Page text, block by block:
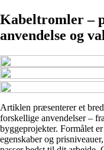
Kabeltromler –
anvendelse og
Artiklen præsenterer et
forskellige anvendelser –
byggeprojekter. Formålet
egenskaber og